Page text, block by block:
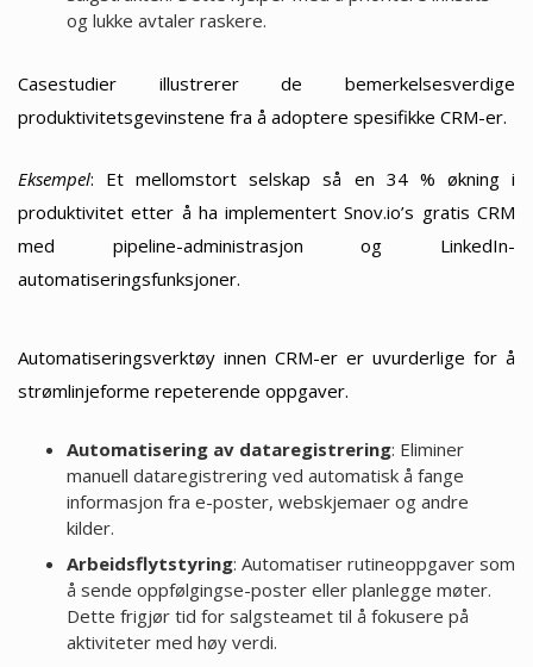
og lukke avtaler raskere.
Casestudier illustrerer de bemerkelsesverdige
produktivitetsgevinstene fra å adoptere spesifikke CRM-er.
Eksempel: Et mellomstort selskap så en 34 % økning i
produktivitet etter å ha implementert Snov.io’s gratis CRM
med pipeline-administrasjon og LinkedIn-
automatiseringsfunksjoner.
Automatiseringsverktøy innen CRM-er er uvurderlige for å
strømlinjeforme repeterende oppgaver.
Automatisering av dataregistrering: Eliminer
manuell dataregistrering ved automatisk å fange
informasjon fra e-poster, webskjemaer og andre
kilder.
Arbeidsflytstyring: Automatiser rutineoppgaver som
å sende oppfølgingse-poster eller planlegge møter.
Dette frigjør tid for salgsteamet til å fokusere på
aktiviteter med høy verdi.